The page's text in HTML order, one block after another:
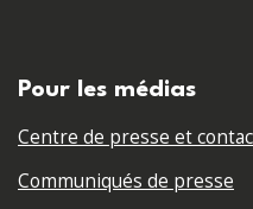
Pour les médias
Centre de presse et
Communiqués de presse